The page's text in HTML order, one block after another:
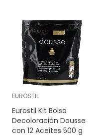
EUROSTIL
Eurostil Kit Bolsa
Decoloración Dousse
con 12 Aceites 500 g